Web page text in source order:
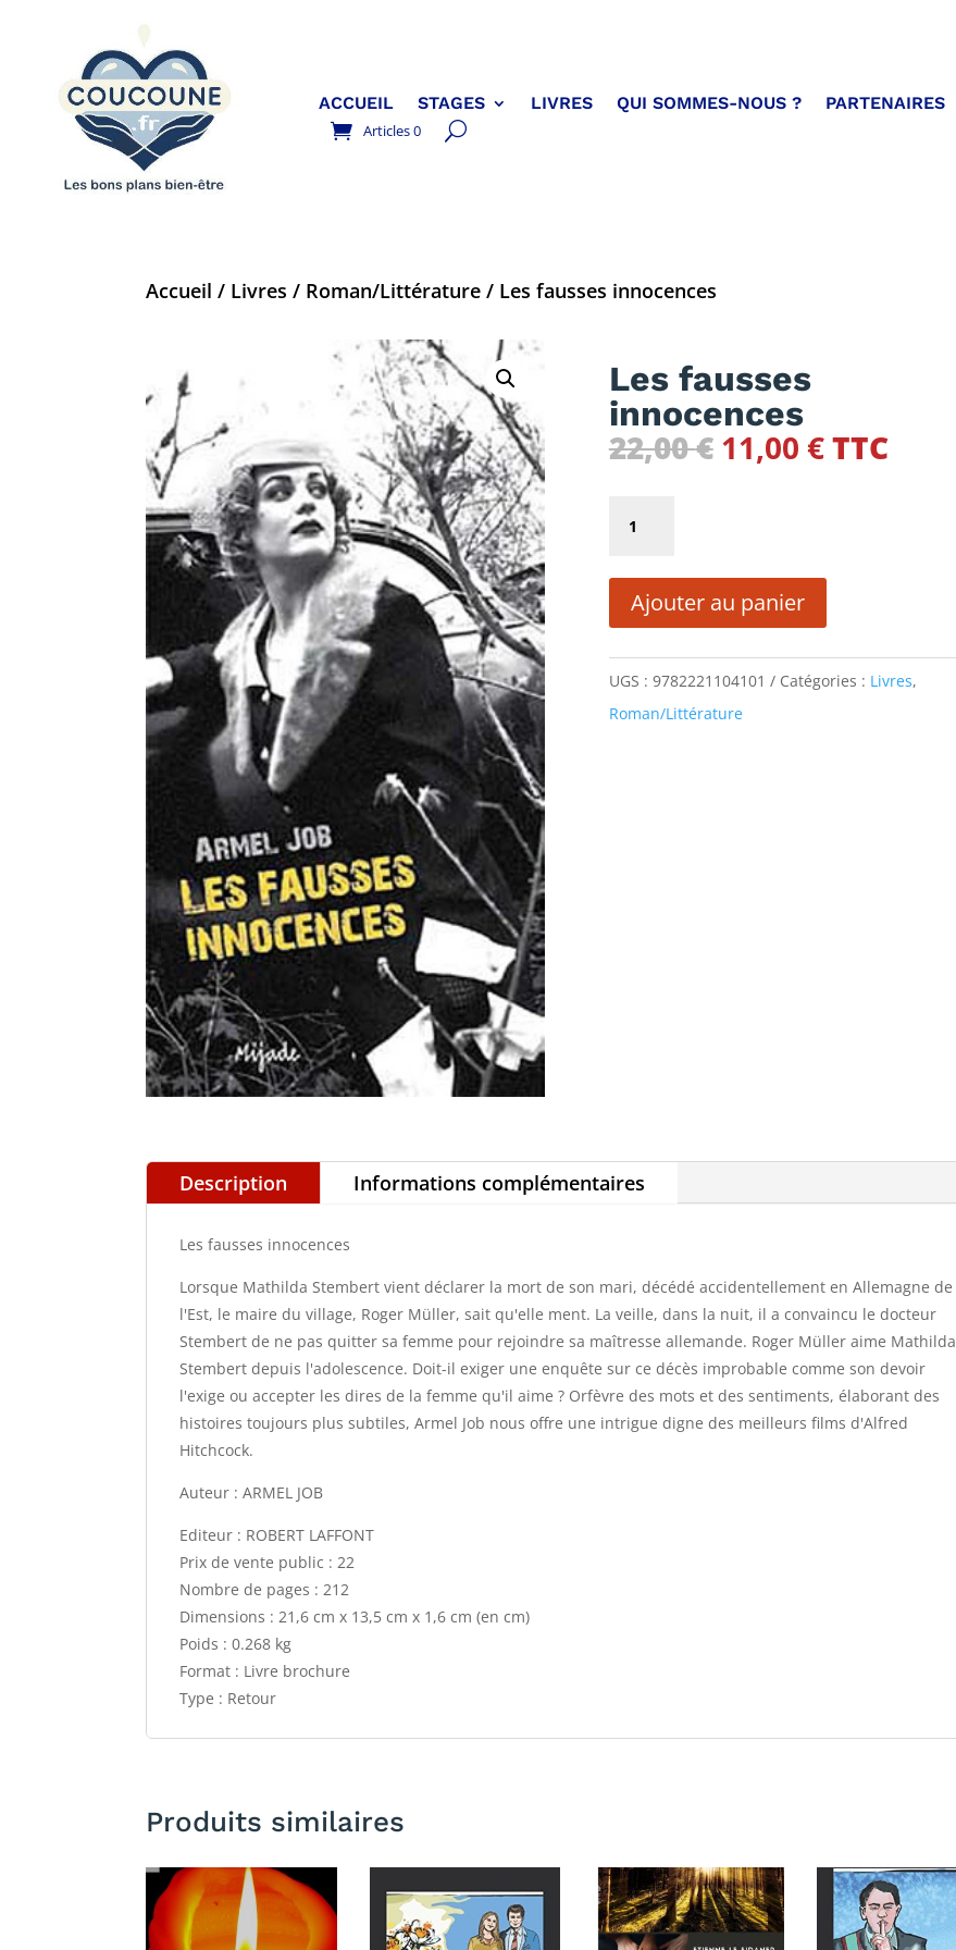
ACCUEIL STAGES LIVRES QUI SOMMES-NOUS ? PARTENAIRES
Articles 0
Accueil / Livres / Roman/Littérature / Les fausses innocences
Les fausses
innocences
22,00€ Le
22,00 €.
11,00 €Le
11,00 €.
TTC
Les
fausses
Ajouter au panier
UGS : 9782221104101 Catégories : Livres,
Roman/Littérature
Description Informations complémentaires
Les fausses innocences
Lorsque Mathilda Stembert vient déclarer la mort de son mari, décédé accidentellement en Allemagne de
l'Est, le maire du village, Roger Müller, sait qu'elle ment. La veille, dans la nuit, il a convaincu le docteur
Stembert de ne pas quitter sa femme pour rejoindre sa maîtresse allemande. Roger Müller aime Mathilda
Stembert depuis l'adolescence. Doit-il exiger une enquête sur ce décès improbable comme son devoir
l'exige ou accepter les dires de la femme qu'il aime ? Orfèvre des mots et des sentiments, élaborant des
histoires toujours plus subtiles, Armel Job nous offre une intrigue digne des meilleurs films d'Alfred
Hitchcock.
Auteur : ARMEL JOB
Editeur : ROBERT LAFFONT
Prix de vente public : 22
Nombre de pages : 212
Dimensions : 21,6 cm x 13,5 cm x 1,6 cm (en cm)
Poids : 0.268 kg
Format : Livre brochure
Type : Retour
Produits similaires